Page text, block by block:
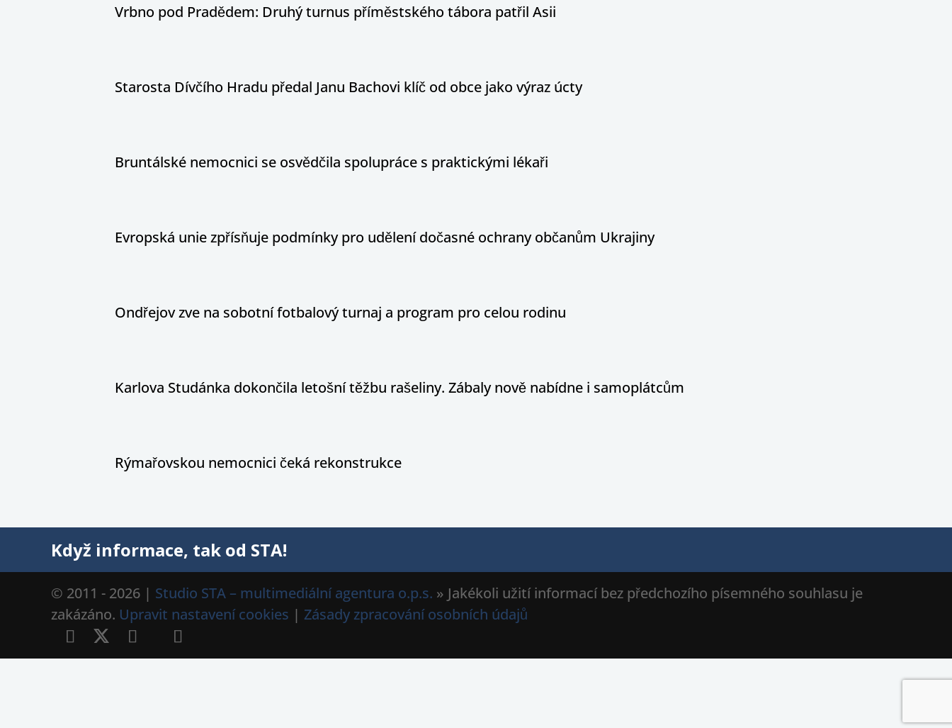
Vrbno pod Pradědem: Druhý turnus příměstského tábora patřil Asii
Starosta Dívčího Hradu předal Janu Bachovi klíč od obce jako výraz úcty
Bruntálské nemocnici se osvědčila spolupráce s praktickými lékaři
Evropská unie zpřísňuje podmínky pro udělení dočasné ochrany občanům Ukrajiny
Ondřejov zve na sobotní fotbalový turnaj a program pro celou rodinu
Karlova Studánka dokončila letošní těžbu rašeliny. Zábaly nově nabídne i samoplátcům
Rýmařovskou nemocnici čeká rekonstrukce
Když informace, tak od STA!
© 2011 - 2026 | Studio STA – multimediální agentura o.p.s. » Jakékoli užití informací bez předchozího písemného souhlasu je
zakázáno. Upravit nastavení cookies | Zásady zpracování osobních údajů